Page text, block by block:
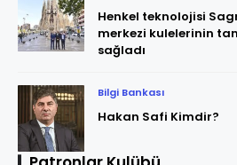
Henkel teknolojisi
merkezi kulelerinin
sağladı
Bilgi Bankası
Hakan Safi Kimdir?